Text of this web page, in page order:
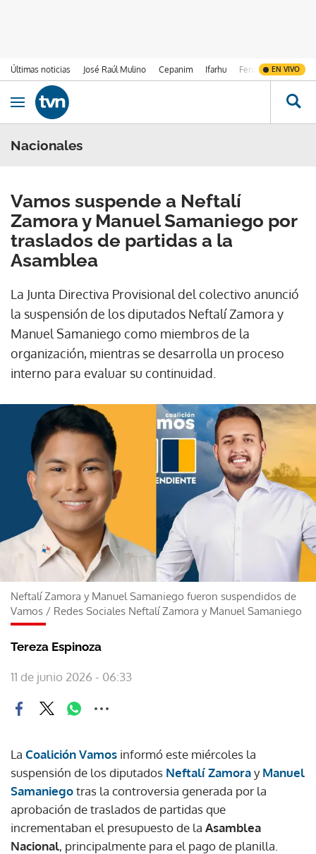
Últimas noticias José Raúl Mulino Cepanim Ifarhu Fenómeno de El
EN VIVO
Ir al contenido
Obrir navegació
Nacionales
Vamos suspende a Neftalí
Zamora y Manuel Samaniego por
traslados de partidas a la
Asamblea
La Junta Directiva Provisional del colectivo anunció
la suspensión de los diputados Neftalí Zamora y
Manuel Samaniego como miembros de la
organización, mientras se desarrolla un proceso
interno para evaluar su continuidad.
Neftalí Zamora y Manuel Samaniego fueron suspendidos de
Vamos / Redes Sociales Neftalí Zamora y Manuel Samaniego
Tereza Espinoza
11 de junio 2026 - 06:33
La Coalición Vamos informó este miércoles la
suspensión de los diputados Neftalí ZamorayManuel
Samaniegotras la controversia generada por la
aprobación de traslados de partidas que
incrementaban el presupuesto de la Asamblea
Nacional, principalmente para el pago de planilla.